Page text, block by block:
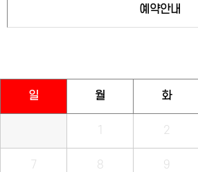
예약안내
일 월 화
1 2
7 8 9